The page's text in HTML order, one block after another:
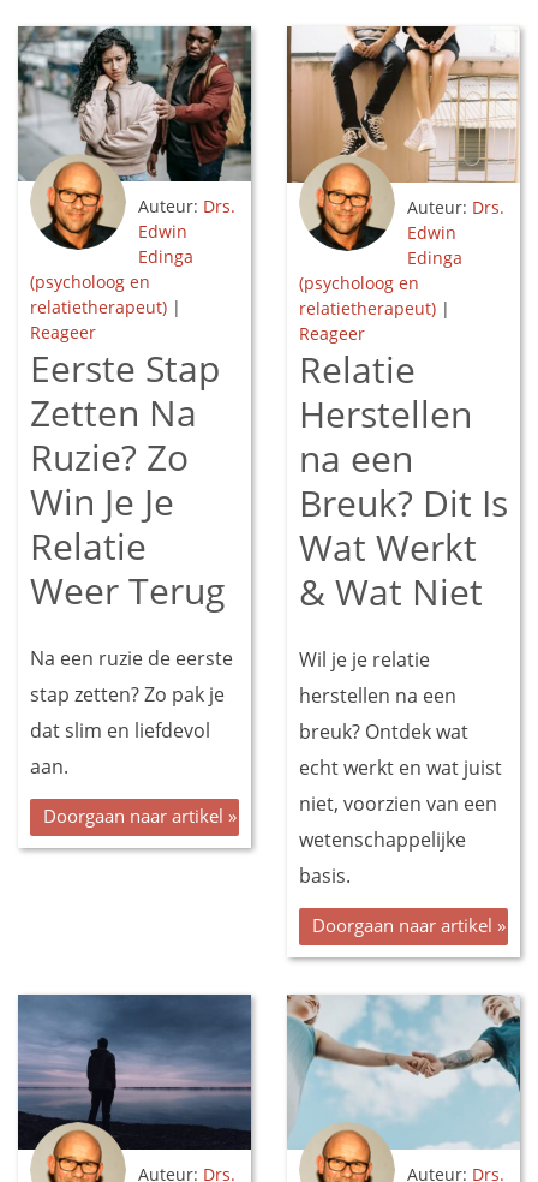
Auteur: Drs.
Edwin
Edinga
(psycholoog en
relatietherapeut) |
Reageer
Eerste Stap
Zetten Na
Ruzie? Zo
Win Je Je
Relatie
Weer Terug
Na een ruzie de eerste
stap zetten? Zo pak je
dat slim en liefdevol
aan.
Doorgaan naar artikel »
Auteur: Drs.
Edwin
Edinga
(psycholoog en
relatietherapeut) |
Reageer
Relatie
Herstellen
na een
Breuk? Dit Is
Wat Werkt
& Wat Niet
Wil je je relatie
herstellen na een
breuk? Ontdek wat
echt werkt en wat juist
niet, voorzien van een
wetenschappelijke
basis.
Doorgaan naar artikel »
Auteur: Drs.
Auteur: Drs.